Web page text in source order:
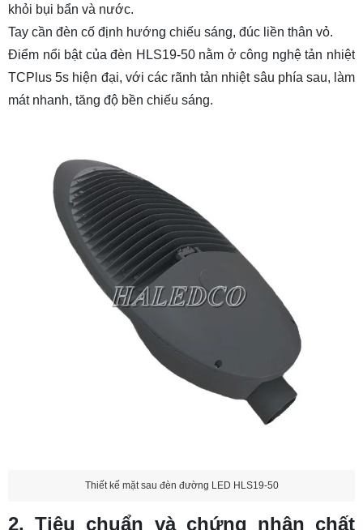
khỏi bụi bẩn và nước.
Tay cần đèn cố định hướng chiếu sáng, đúc liền thân vỏ.
Điểm nổi bật của đèn HLS19-50 nằm ở công nghệ tản nhiệt
TCPlus 5s hiện đại, với các rãnh tản nhiệt sâu phía sau, làm
mát nhanh, tăng độ bền chiếu sáng.
Thiết kế mặt sau đèn đường LED HLS19-50
2. Tiêu chuẩn và chứng nhận chất